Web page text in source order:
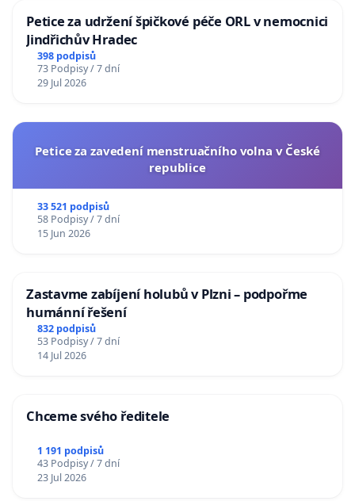
Petice za udržení špičkové péče ORL v nemocnici
Jindřichův Hradec
398 podpisů
73 Podpisy / 7 dní
29 Jul 2026
Petice za zavedení menstruačního volna v České
republice
33 521 podpisů
58 Podpisy / 7 dní
15 Jun 2026
Zastavme zabíjení holubů v Plzni – podpořme
humánní řešení
832 podpisů
53 Podpisy / 7 dní
14 Jul 2026
Chceme svého ředitele
1 191 podpisů
43 Podpisy / 7 dní
23 Jul 2026